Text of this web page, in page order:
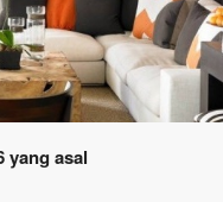
yang asal